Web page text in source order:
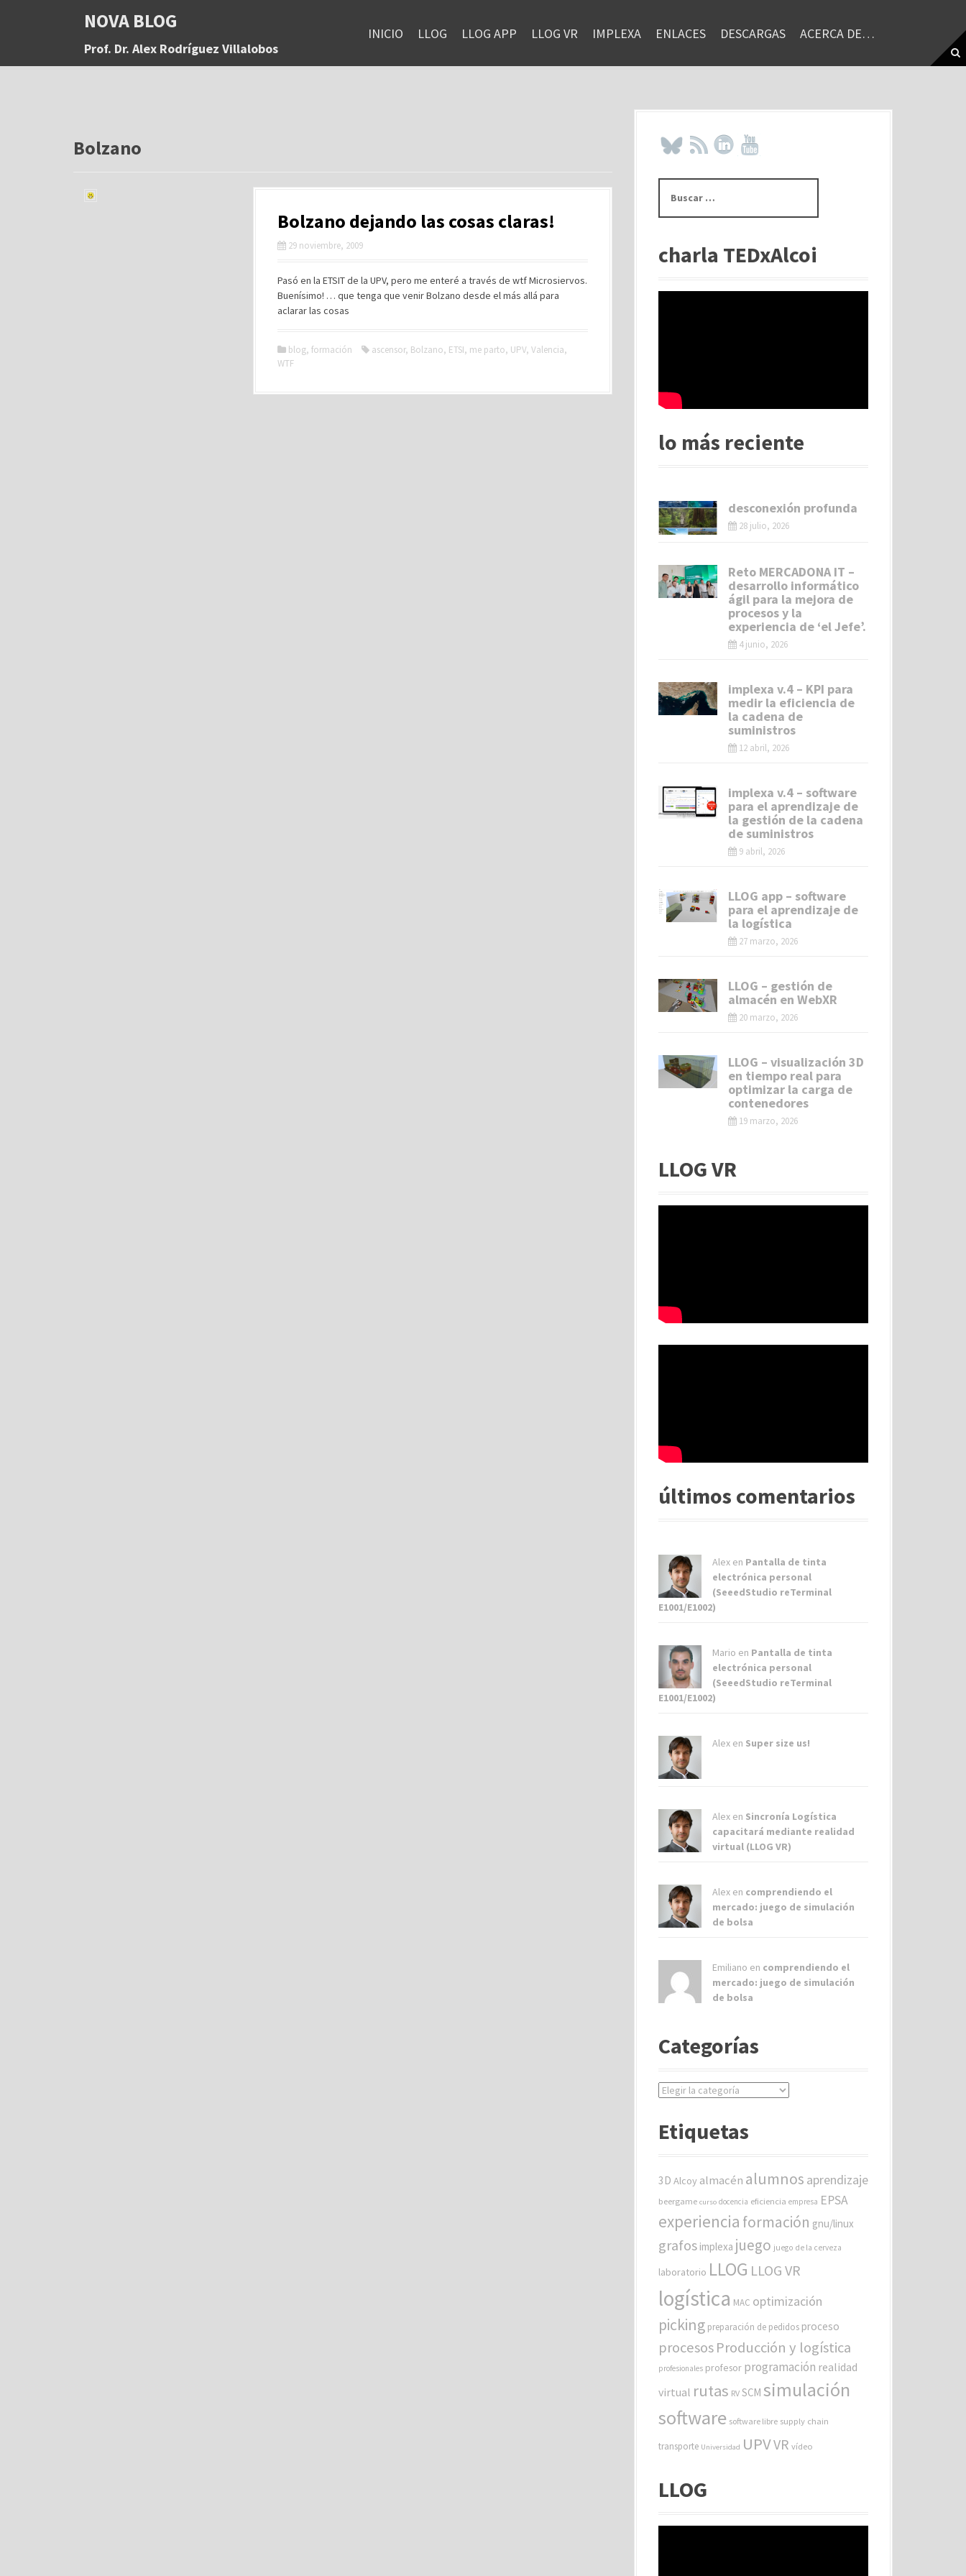
a
NOVA BLOG
Prof. Dr. Alex Rodríguez Villalobos
INICIO LLOG LLOG APP LLOG VR IMPLEXA ENLACES DESCARGAS ACERCA DE…
Bolzano
Bolzano dejando las cosas claras!
29 noviembre, 2009
Pasó en la ETSIT de la UPV, pero me enteré a través de wtf Microsiervos.
Buenísimo! … que tenga que venir Bolzano desde el más allá para
aclarar las cosas
blog, formación ascensor, Bolzano, ETSI, me parto, UPV, Valencia,
WTF
s
rcharla TEDxAlcoi
lo más reciente
desconexión profunda
28 julio, 2026
Reto MERCADONA IT –
desarrollo informático
ágil para la mejora de
procesos y la
experiencia de ‘el Jefe’.
4 junio, 2026
implexa v.4 – KPI para
medir la eficiencia de
la cadena de
suministros
12 abril, 2026
implexa v.4 – software
para el aprendizaje de
la gestión de la cadena
de suministros
9 abril, 2026
LLOG app – software
para el aprendizaje de
la logística
27 marzo, 2026
LLOG – gestión de
almacén en WebXR
20 marzo, 2026
LLOG – visualización 3D
en tiempo real para
optimizar la carga de
contenedores
19 marzo, 2026
LLOG VR
últimos comentarios
Alex en Pantalla de tinta
electrónica personal
(SeeedStudio reTerminal
E1001/E1002)
Mario en Pantalla de tinta
electrónica personal
(SeeedStudio reTerminal
E1001/E1002)
Alex en Super size us!
Alex en Sincronía Logística
capacitará mediante realidad
virtual (LLOG VR)
Alex en comprendiendo el
mercado: juego de simulación
de bolsa
Emiliano en comprendiendo el
mercado: juego de simulación
de bolsa
Categorías
C
e
r
s
Etiquetas
3D Alcoy almacén alumnos aprendizaje
beergame curso docencia eficiencia empresa EPSA
experiencia formación gnu/linux
grafos implexa juego juego de la cerveza
laboratorio LLOG LLOG VR
logística MAC optimización
picking preparación de pedidos proceso
procesosProducción y logística
profesionales profesor programación realidad
virtual rutas RV SCM simulación
software software libre supply chain
transporte Universidad UPVVR vídeo
LLOG